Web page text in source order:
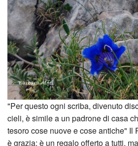
"Per questo ogni scriba, divenuto
cieli, è simile a un padrone di casa
tesoro cose nuove e cose antiche" Il
è grazia; è un regalo offerto a tutti,